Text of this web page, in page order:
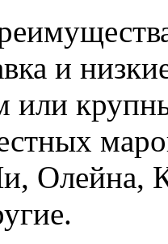
и
или
Олейна,